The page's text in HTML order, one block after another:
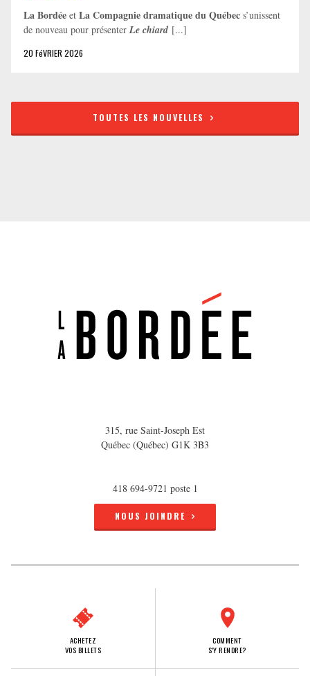
La Bordée et La Compagnie dramatique du Québec s’unissent
de nouveau pour présenter Le chiard [...]
20 FéVRIER 2026
TOUTES LES NOUVELLES
315, rue Saint-Joseph Est
Québec (Québec) G1K 3B3
418 694-9721 poste 1
NOUS JOINDRE
ACHETEZ
VOS BILLETS
COMMENT
S'Y RENDRE?